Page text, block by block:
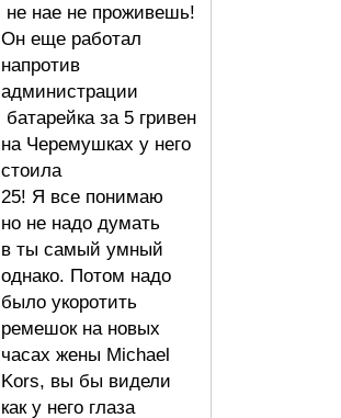
не нае не проживешь!
Он еще работал
напротив
администрации
батарейка за 5 гривен
на Черемушках у него
стоила
25! Я все понимаю
но не надо думать
в ты самый умный
однако. Потом надо
было укоротить
ремешок на новых
часах жены Michael
Kors, вы бы видели
как у него глаза